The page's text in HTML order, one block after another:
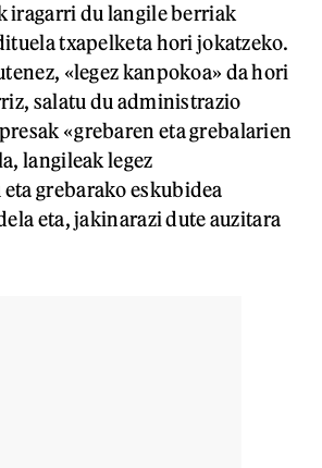
iragarri du langile berriak
txapelketa hori jokatzeko.
«legez kanpokoa» da hori
salatu du administrazio
«grebaren eta grebalarien
langileak legez
grebarako eskubidea
eta, jakinarazi dute auzitara